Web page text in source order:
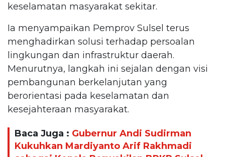
keselamatan masyarakat sekitar.
Ia menyampaikan Pemprov Sulsel terus
menghadirkan solusi terhadap persoalan
lingkungan dan infrastruktur daerah.
Menurutnya, langkah ini sejalan dengan visi
pembangunan berkelanjutan yang
berorientasi pada keselamatan dan
kesejahteraan masyarakat.
Baca Juga : Gubernur Andi Sudirman
Kukuhkan Mardiyanto Arif Rakhmadi